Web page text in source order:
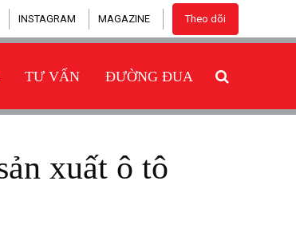
INSTAGRAM MAGAZINE Theo dõi
TƯ VẤN ĐƯỜNG ĐUA